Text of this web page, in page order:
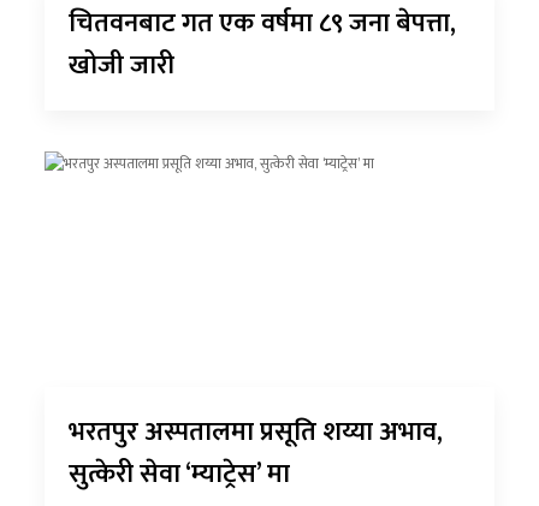
चितवनबाट गत एक वर्षमा ८९ जना बेपत्ता,
खोजी जारी
भरतपुर अस्पतालमा प्रसूति शय्या अभाव,
सुत्केरी सेवा ‘म्याट्रेस’ मा